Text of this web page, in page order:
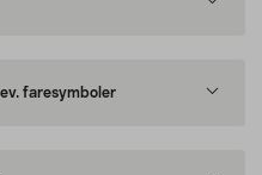
faresymboler